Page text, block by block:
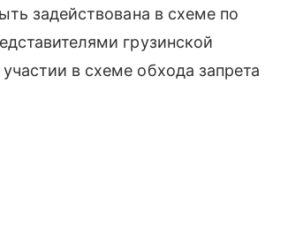
задействована в схеме по
грузинской
в схеме обхода запрета